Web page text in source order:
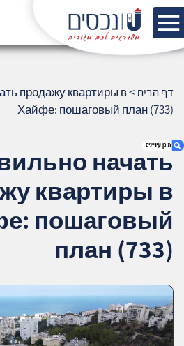
1. Как правильно начать продажу
в Хайфе: пошаговый план (733)
2. אודות U נכסים
3. שאלתם ? ענינו !
דף הבית>
продажу квартиры в
Хайфе: пошаговый план (733)
начать
квартиры в
пошаговый
план (733)